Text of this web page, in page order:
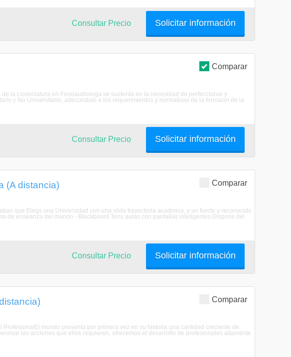
Solicitar información
Consultar Precio
Comparar
la Licenciatura en Fonoaudiologa se sustenta en la necesidad de perfeccionar y
y No Universitario, adecundolo a los requerimientos y normativas de la formacin de la
Solicitar información
Consultar Precio
Comparar
(A distancia)
que:Elegs una Universidad con una slida trayectoria acadmica, y un fuerte y reconocido
de enseanza del mundo - Blackboard.Tens aulas con pantallas inteligentes.Dispons del
Solicitar información
Consultar Precio
Comparar
mundo presenta por primera vez en su historia una cantidad creciente de
las acciones que ellos requieren, ofrecemos el desarrollo de profesionales altamente